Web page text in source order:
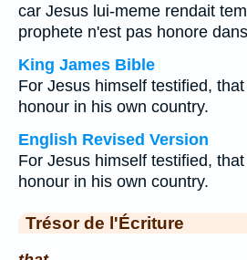
car Jesus lui-meme rendait
prophete n'est pas honore
King James Bible
For Jesus himself testified,
honour in his own country.
English Revised Version
For Jesus himself testified,
honour in his own country.
Trésor de l'Écriture